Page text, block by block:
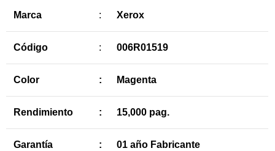
Marca : Xerox
Código : 006R01519
Color : Magenta
Rendimiento : 15,000 pag.
Garantía : 01 año Fabricante